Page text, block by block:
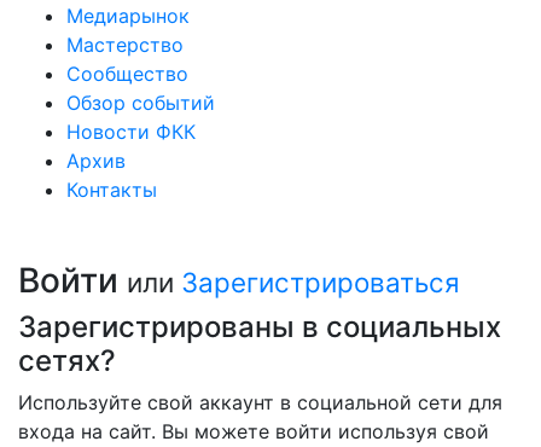
Медиарынок
Мастерство
Сообщество
Обзор событий
Новости ФКК
Архив
Контакты
Войти или Зарегистрироваться
Зарегистрированы в социальных
сетях?
Используйте свой аккаунт в социальной сети для
входа на сайт. Вы можете войти используя свой